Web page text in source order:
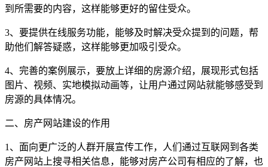
到所需要的内容，这样能够更好的留住受众。
3、要提供在线服务功能，能够及时解决受众提到的问题，帮
助他们解答疑惑，这样能够更加吸引受众。
4、完善的案例展示，要放上详细的房源介绍，展现形式包括
图片、视频、实地模拟动画等，让用户通过网站就能够感受到
房源的具体情况。
二、房产网站建设的作用
1、面向更广泛的人群开展宣传工作，人们通过互联网到各类
房产网站上搜寻相关信息，能够对房产公司有相应的了解，也